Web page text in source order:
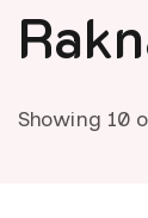
Showing 10